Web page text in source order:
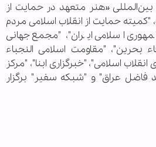
«هنر متعهد در حمایت از
حمایت از انقلاب اسلامی مردم
اسلامی ایران"، "مجمع جهانی
بحرین"، "مقاومت اسلامی النجباء
اسلامی"، "خبرگزاری ابنا"، "مرکز
فاضل عراق" و "شبکه سفیر" برگزار